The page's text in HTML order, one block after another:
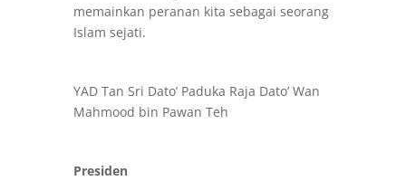
memainkan peranan kita sebagai seorang
Islam sejati.
YAD Tan Sri Dato’ Paduka Raja Dato’ Wan
Mahmood bin Pawan Teh
Presiden